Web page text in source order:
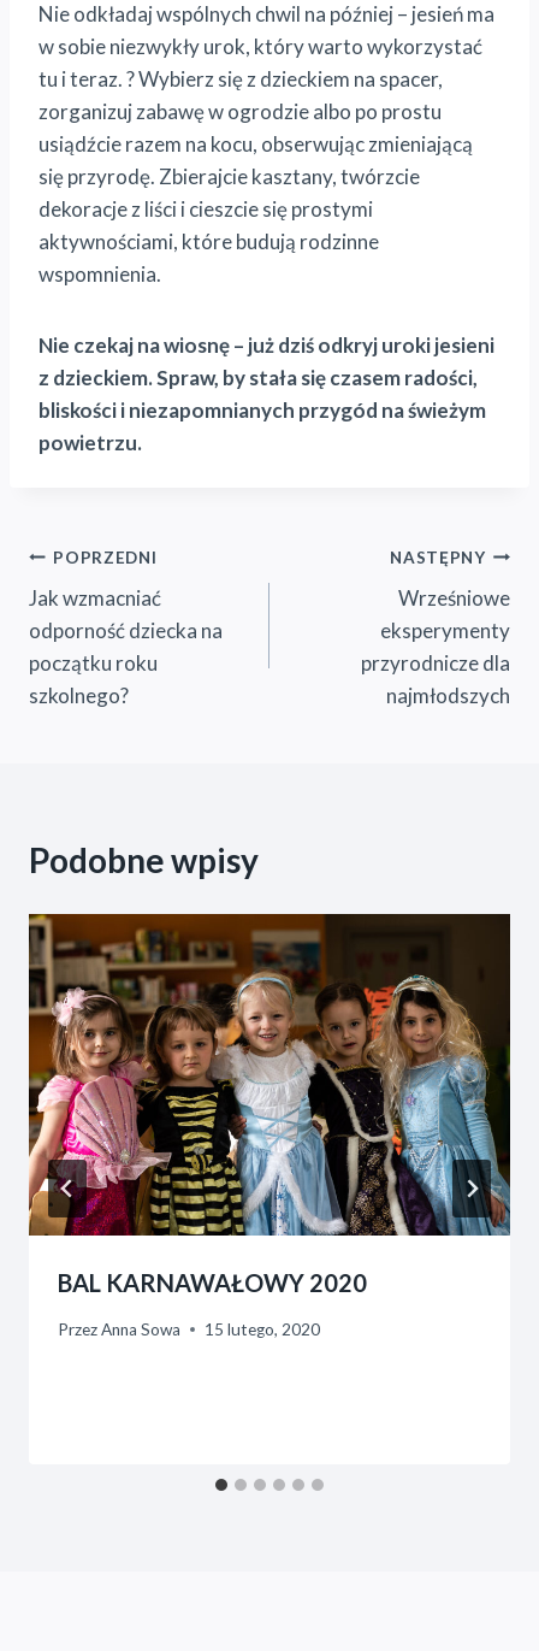
Nie odkładaj wspólnych chwil na później – jesień ma
w sobie niezwykły urok, który warto wykorzystać
tu i teraz. ? Wybierz się z dzieckiem na spacer,
zorganizuj zabawę w ogrodzie albo po prostu
usiądźcie razem na kocu, obserwując zmieniającą
się przyrodę. Zbierajcie kasztany, twórzcie
dekoracje z liści i cieszcie się prostymi
aktywnościami, które budują rodzinne
wspomnienia.
Nie czekaj na wiosnę – już dziś odkryj uroki jesieni
z dzieckiem. Spraw, by stała się czasem radości,
bliskości i niezapomnianych przygód na świeżym
powietrzu.
Nawigacja
wpisu
POPRZEDNI
Jak wzmacniać
odporność dziecka na
początku roku
szkolnego?
NASTĘPNY
Wrześniowe
eksperymenty
przyrodnicze dla
najmłodszych
Podobne wpisy
BAL KARNAWAŁOWY 2020
PrzezAnna Sowa 15 lutego, 2020